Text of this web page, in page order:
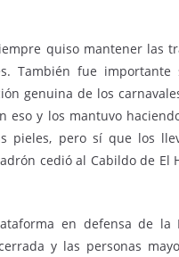
quiso mantener las
También fue
genuina de los
eso y los mantuvo
pieles, pero sí que los
cedió al Cabildo de
en defensa de la
y las personas